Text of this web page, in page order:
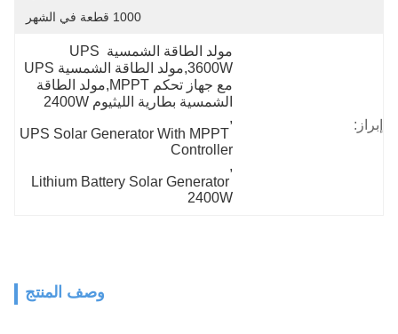
1000 قطعة في الشهر
إبراز:
مولد الطاقة الشمسية UPS
3600W,مولد الطاقة الشمسية UPS
مع جهاز تحكم MPPT,مولد الطاقة
الشمسية بطارية الليثيوم 2400W
,
UPS Solar Generator With MPPT
Controller
,
Lithium Battery Solar Generator
2400W
وصف المنتج